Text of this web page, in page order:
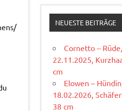
NEUESTE BEITRÄGE
Cornetto –
22.11.2025,
cm
Elowen –
18.02.2026,
38 cm